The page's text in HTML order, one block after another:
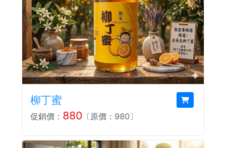
柳丁蜜
促銷價： 880 〔原價：980〕